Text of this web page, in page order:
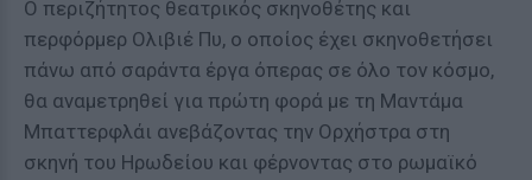
Ο περιζήτητος θεατρικός σκηνοθέτης και
περφόρμερ Ολιβιέ Πυ, ο οποίος έχει σκηνοθετήσει
πάνω από σαράντα έργα όπερας σε όλο τον κόσμο,
θα αναμετρηθεί για πρώτη φορά με τη Μαντάμα
Μπαττερφλάι ανεβάζοντας την Ορχήστρα στη
σκηνή του Ηρωδείου και φέρνοντας στο ρωμαϊκό